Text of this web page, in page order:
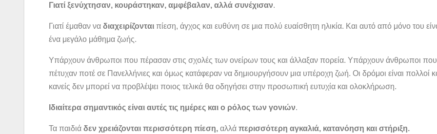
Γιατί ξενύχτησαν, κουράστηκαν, αμφέβαλαν, αλλά συνέχισαν.
Γιατί έμαθαν να διαχειρίζονται πίεση, άγχος και ευθύνη σε μια πολύ ευαίσθητη ηλικία. Και αυτό από μόνο του
ένα μεγάλο μάθημα ζωής.
Υπάρχουν άνθρωποι που πέρασαν στις σχολές των ονείρων τους και άλλαξαν πορεία. Υπάρχουν άνθρωποι
πέτυχαν ποτέ σε Πανελλήνιες και όμως κατάφεραν να δημιουργήσουν μια υπέροχη ζωή. Οι δρόμοι είναι πολλοί
κανείς δεν μπορεί να προβλέψει ποιος τελικά θα οδηγήσει στην προσωπική ευτυχία και ολοκλήρωση.
Ιδιαίτερα σημαντικός είναι αυτές τις ημέρες και ο ρόλος των γονιών.
Τα παιδιά δεν χρειάζονται περισσότερη πίεση, αλλά περισσότερη αγκαλιά, κατανόηση και στήριξη.